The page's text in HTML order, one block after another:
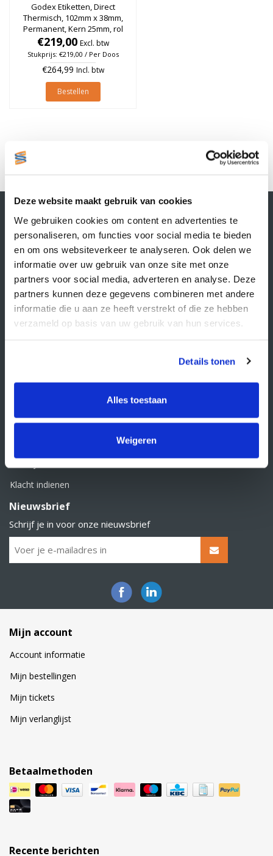
Deze website maakt gebruik van cookies
We gebruiken cookies om content en advertenties te
personaliseren, om functies voor social media te bieden
en om ons websiteverkeer te analyseren. Ook delen we
informatie over uw gebruik van onze site met onze
partners voor social media, adverteren en analyse. Deze
partners kunnen deze gegevens combineren met andere
informatie die u aan ze heeft verstrekt of die ze hebben
verzameld op basis van uw gebruik van hun services.
Details tonen
Alles toestaan
Weigeren
Godex Etiketten, Direct
Thermisch, 102mm x 38mm,
Permanent, Kern 25mm, rol
à 1.790 stuks (Per doos)
€219,00 Excl. btw
Stukprijs: €219,00 / Per Doos
€264,99 Incl. btw
Bestellen
1
Contactgegevens
Supply Service B.V.
Nijverheidsstraat 25-K
3861 RJ Nijkerk
info@supplyservice.nl
+31 33 468 13 42
KvK nummer: 66384737
Retourbeleid
Klacht indienen
Nieuwsbrief
Schrijf je in voor onze nieuwsbrief
Mijn account
Account informatie
Mijn bestellingen
Mijn tickets
Mijn verlanglijst
Betaalmethoden
Recente berichten